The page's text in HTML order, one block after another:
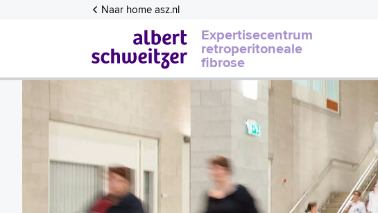
Naar home asz.nl
Expertisecentrum
retroperitoneale
fibrose